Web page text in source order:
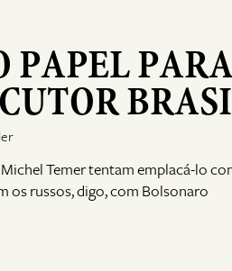
PAPEL
Temer tentam emplacá-lo
os russos, digo, com Bolsonaro